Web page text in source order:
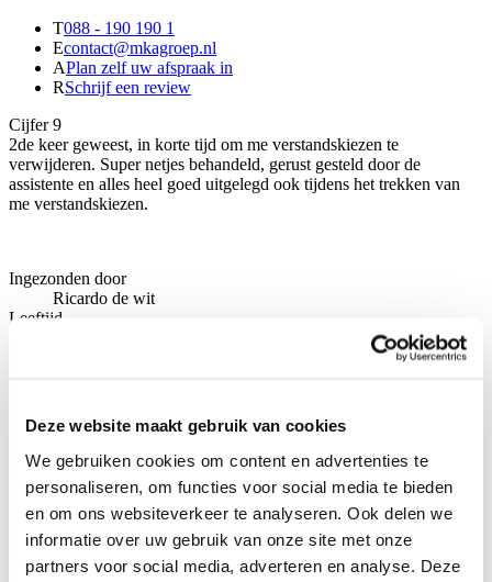
Deze website maakt gebruik van cookies
We gebruiken cookies om content en advertenties te
personaliseren, om functies voor social media te bieden
en om ons websiteverkeer te analyseren. Ook delen we
informatie over uw gebruik van onze site met onze
partners voor social media, adverteren en analyse. Deze
T088 - 190 190 1
Econtact@mkagroep.nl
APlan zelf uw afspraak in
RSchrijf een review
Cijfer9
2de keer geweest, in korte tijd om me verstandskiezen te
verwijderen. Super netjes behandeld, gerust gesteld door de
assistente en alles heel goed uitgelegd ook tijdens het trekken van
me verstandskiezen.
Ingezonden door
Ricardo de wit
Leeftijd
Verstandskies verwijderen
Specialist
Mw. drs. A.J. Kouwenberg
Ingezonden op
23-05-2026
Cijfer8